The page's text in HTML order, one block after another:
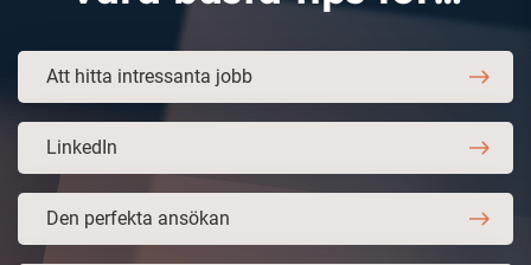
Att hitta intressanta jobb
LinkedIn
Den perfekta ansökan